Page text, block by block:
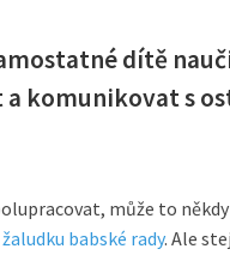
dítě
a komunikovat s
může to
babské rady. Ale